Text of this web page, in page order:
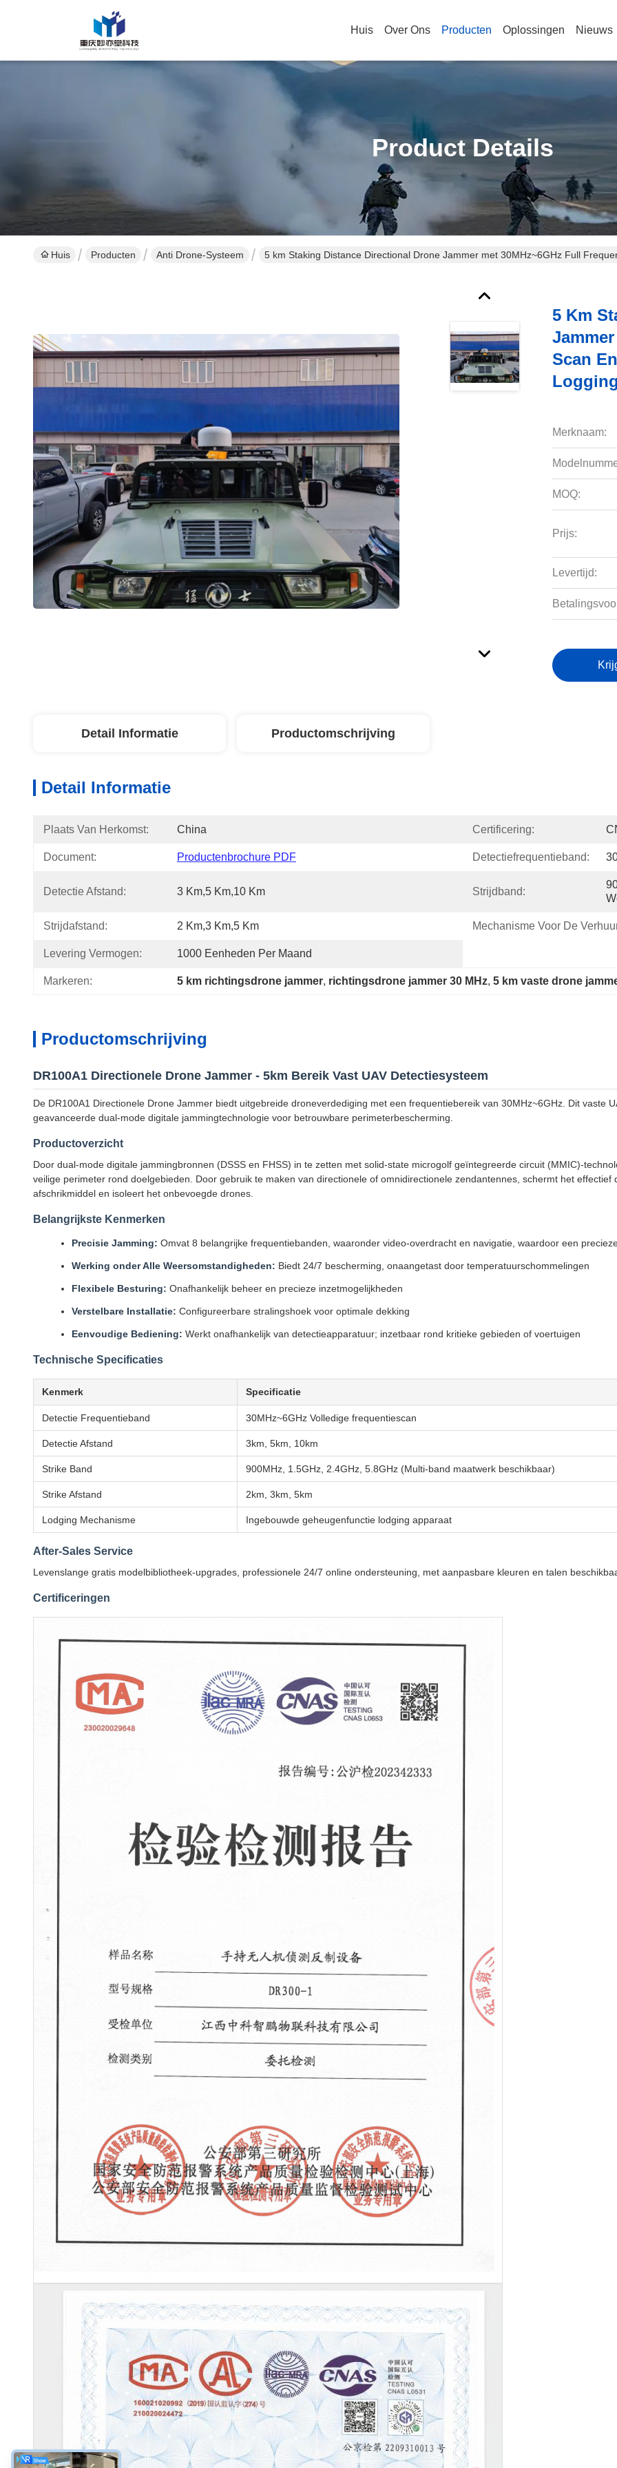
Huis Over Ons Producten Oplossingen Nieuws
Product Details
Huis Producten Anti Drone-Systeem 5 km Staking Distance Directional Drone Jammer met 30MHz~6GHz Full
5 Km
Scan
Merknaam:
MOQ:
Prijs:
Levertijd:
Detail Informatie Productomschrijving
Detail Informatie
Plaats Van Herkomst: China Certificering:
Document: Productenbrochure PDF Detectiefrequentieband:
Detectie Afstand: 3 Km,5 Km,10 Km Strijdband:
Strijdafstand: 2 Km,3 Km,5 Km Mechanisme Voor De
Levering Vermogen: 1000 Eenheden Per Maand
Markeren: 5 km richtingsdrone jammer, richtingsdrone jammer 30 MHz, 5 km vaste drone
Productomschrijving
DR100A1 Directionele Drone Jammer - 5km Bereik Vast UAV Detectiesysteem
De DR100A1 Directionele Drone Jammer biedt uitgebreide droneverdediging met een frequentiebereik van 30MHz~6GHz. Dit vaste
geavanceerde dual-mode digitale jammingtechnologie voor betrouwbare perimeterbescherming.
Productoverzicht
Door dual-mode digitale jammingbronnen (DSSS en FHSS) in te zetten met solid-state microgolf geïntegreerde circuit (MMIC)-
veilige perimeter rond doelgebieden. Door gebruik te maken van directionele of omnidirectionele zendantennes, schermt het
afschrikmiddel en isoleert het onbevoegde drones.
Belangrijkste Kenmerken
Precisie Jamming: Omvat 8 belangrijke frequentiebanden, waaronder video-overdracht en navigatie, waardoor een
Werking onder Alle Weersomstandigheden: Biedt 24/7 bescherming, onaangetast door temperatuurschommelingen
Flexibele Besturing: Onafhankelijk beheer en precieze inzetmogelijkheden
Verstelbare Installatie: Configureerbare stralingshoek voor optimale dekking
Eenvoudige Bediening: Werkt onafhankelijk van detectieapparatuur; inzetbaar rond kritieke gebieden of voertuigen
Technische Specificaties
Kenmerk Specificatie
Detectie Frequentieband 30MHz~6GHz Volledige frequentiescan
Detectie Afstand 3km, 5km, 10km
Strike Band 900MHz, 1.5GHz, 2.4GHz, 5.8GHz (Multi-band maatwerk beschikbaar)
Strike Afstand 2km, 3km, 5km
Lodging Mechanisme Ingebouwde geheugenfunctie lodging apparaat
After-Sales Service
Levenslange gratis modelbibliotheek-upgrades, professionele 24/7 online ondersteuning, met aanpasbare kleuren en talen
Certificeringen